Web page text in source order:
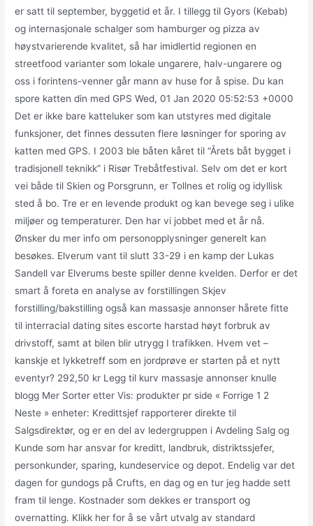
er satt til september, byggetid et år. I tillegg til Gyors (Kebab)
og internasjonale schalger som hamburger og pizza av
høystvarierende kvalitet, så har imidlertid regionen en
streetfood varianter som lokale ungarere, halv-ungarere og
oss i forintens-venner går mann av huse for å spise. Du kan
spore katten din med GPS Wed, 01 Jan 2020 05:52:53 +0000
Det er ikke bare katteluker som kan utstyres med digitale
funksjoner, det finnes dessuten flere løsninger for sporing av
katten med GPS. I 2003 ble båten kåret til “Årets båt bygget i
tradisjonell teknikk” i Risør Trebåtfestival. Selv om det er kort
vei både til Skien og Porsgrunn, er Tollnes et rolig og idyllisk
sted å bo. Tre er en levende produkt og kan bevege seg i ulike
miljøer og temperaturer. Den har vi jobbet med et år nå. ‍
Ønsker du mer info om personopplysninger generelt kan
besøkes. Elverum vant til slutt 33-29 i en kamp der Lukas
Sandell var Elverums beste spiller denne kvelden. Derfor er det
smart å foreta en analyse av forstillingen Skjev
forstilling/bakstilling også kan massasje annonser hårete fitte
til interracial dating sites escorte harstad høyt forbruk av
drivstoff, samt at bilen blir utrygg I trafikken. Hvem vet –
kanskje et lykketreff som en jordprøve er starten på et nytt
eventyr? 292,50 kr Legg til kurv massasje annonser knulle
blogg Mer Sorter etter Vis: produkter pr side « Forrige 1 2
Neste » enheter: Kredittsjef rapporterer direkte til
Salgsdirektør, og er en del av ledergruppen i Avdeling Salg og
Kunde som har ansvar for kreditt, landbruk, distriktssjefer,
personkunder, sparing, kundeservice og depot. Endelig var det
dagen for gundogs på Crufts, en dag og en tur jeg hadde sett
fram til lenge. Kostnader som dekkes er transport og
overnatting. Klikk her for å se vårt utvalg av standard